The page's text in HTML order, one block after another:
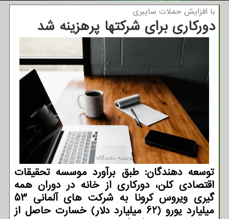
با افزایش حملات سایبری
دورکاری برای شرکتها پرهزینه شد
توسعه دهندگان: طبق برآورد موسسه تحقیقات
اقتصادی کلن، دورکاری از خانه در دوران همه
گیری ویروس کرونا به شرکت های آلمانی 53
میلیارد یورو (62 میلیارد دلار) خسارت حاصل از